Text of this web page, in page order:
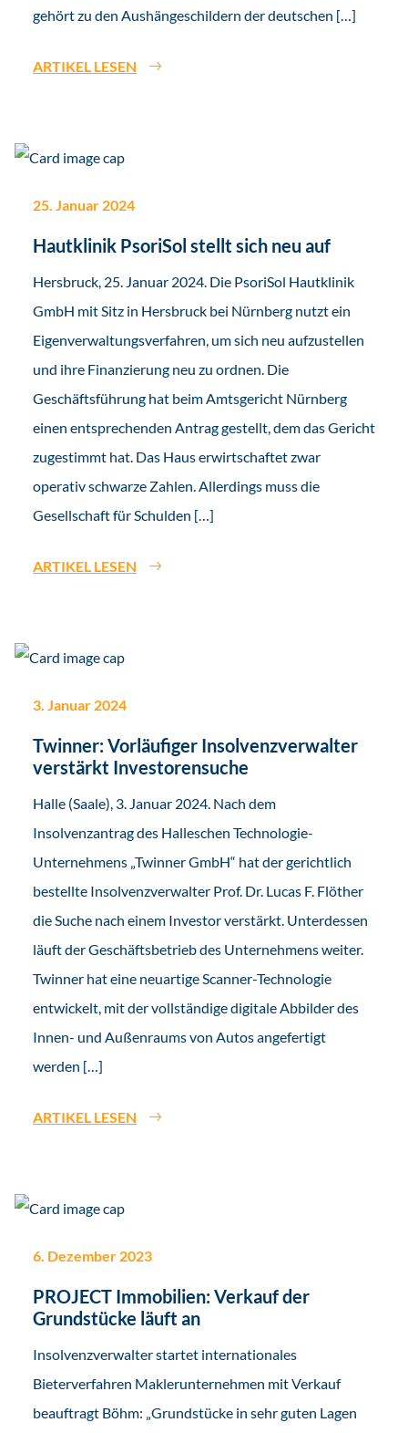
gehört zu den Aushängeschildern der deutschen […]
ARTIKEL LESEN
25. Januar 2024
Hautklinik PsoriSol stellt sich neu auf
Hersbruck, 25. Januar 2024. Die PsoriSol Hautklinik
GmbH mit Sitz in Hersbruck bei Nürnberg nutzt ein
Eigenverwaltungsverfahren, um sich neu aufzustellen
und ihre Finanzierung neu zu ordnen. Die
Geschäftsführung hat beim Amtsgericht Nürnberg
einen entsprechenden Antrag gestellt, dem das Gericht
zugestimmt hat. Das Haus erwirtschaftet zwar
operativ schwarze Zahlen. Allerdings muss die
Gesellschaft für Schulden […]
ARTIKEL LESEN
3. Januar 2024
Twinner: Vorläufiger Insolvenzverwalter
verstärkt Investorensuche
Halle (Saale), 3. Januar 2024. Nach dem
Insolvenzantrag des Halleschen Technologie-
Unternehmens „Twinner GmbH“ hat der gerichtlich
bestellte Insolvenzverwalter Prof. Dr. Lucas F. Flöther
die Suche nach einem Investor verstärkt. Unterdessen
läuft der Geschäftsbetrieb des Unternehmens weiter.
Twinner hat eine neuartige Scanner-Technologie
entwickelt, mit der vollständige digitale Abbilder des
Innen- und Außenraums von Autos angefertigt
werden […]
ARTIKEL LESEN
6. Dezember 2023
PROJECT Immobilien: Verkauf der
Grundstücke läuft an
Insolvenzverwalter startet internationales
Bieterverfahren Maklerunternehmen mit Verkauf
beauftragt Böhm: „Grundstücke in sehr guten Lagen